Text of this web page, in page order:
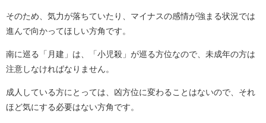
そのため、気力が落ちていたり、マイナスの感情が強まる状況では
進んで向かってほしい方角です。
南に巡る「月建」は、「小児殺」が巡る方位なので、未成年の方は
注意しなければなりません。
成人している方にとっては、凶方位に変わることはないので、それ
ほど気にする必要はない方角です。